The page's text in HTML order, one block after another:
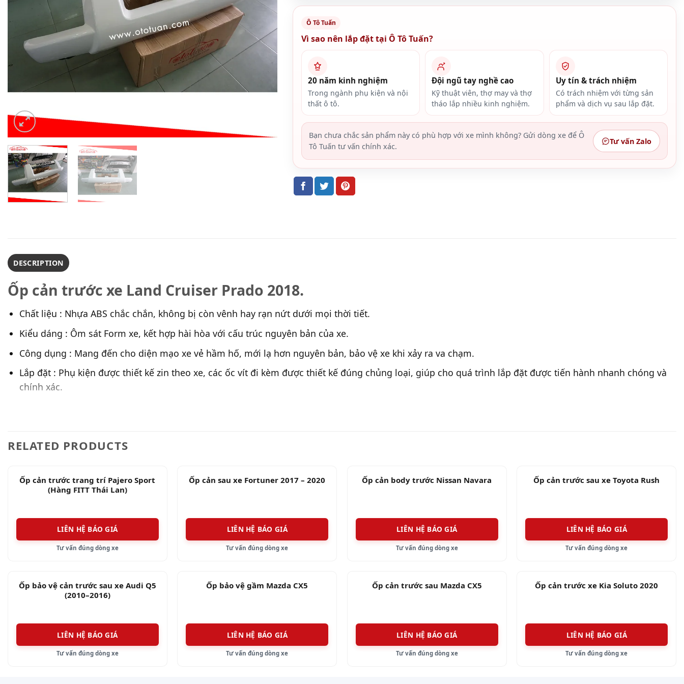
Ô Tô Tuấn
Vì sao nên lắp đặt tại Ô Tô Tuấn?
20 năm kinh nghiệm
Trong ngành phụ kiện và nội
thất ô tô.
Đội ngũ tay nghề cao
Kỹ thuật viên, thợ may và thợ
tháo lắp nhiều kinh nghiệm.
Uy tín & trách nhiệm
Có trách nhiệm với từng sản
phẩm và dịch vụ sau lắp đặt.
Bạn chưa chắc sản phẩm này có phù hợp với xe mình không? Gửi dòng xe để Ô
Tô Tuấn tư vấn chính xác.
Tư vấn Zalo
DESCRIPTION
Ốp cản trước xe Land Cruiser Prado 2018.
Chất liệu : Nhựa ABS chắc chắn, không bị còn vênh hay rạn nứt dưới mọi thời tiết.
Kiểu dáng : Ôm sát Form xe, kết hợp hài hòa với cấu trúc nguyên bản của xe.
Công dụng : Mang đến cho diện mạo xe vẻ hầm hố, mới lạ hơn nguyên bản, bảo vệ xe khi xảy ra va chạm.
Lắp đặt : Phụ kiện được thiết kế zin theo xe, các ốc vít đi kèm được thiết kế đúng chủng loại, giúp cho quá trình lắp đặt được tiến hành nhanh chóng và
chính xác.
RELATED PRODUCTS
Ốp cản trước trang trí Pajero Sport
(Hàng FITT Thái Lan)
LIÊN HỆ BÁO GIÁ
Tư vấn đúng dòng xe
Ốp cản sau xe Fortuner 2017 – 2020
LIÊN HỆ BÁO GIÁ
Tư vấn đúng dòng xe
Ốp cản body trước Nissan Navara
LIÊN HỆ BÁO GIÁ
Tư vấn đúng dòng xe
Ốp cản trước sau xe Toyota Rush
LIÊN HỆ BÁO GIÁ
Tư vấn đúng dòng xe
Ốp bảo vệ cản trước sau xe Audi Q5
(2010–2016)
LIÊN HỆ BÁO GIÁ
Tư vấn đúng dòng xe
Ốp bảo vệ gầm Mazda CX5
LIÊN HỆ BÁO GIÁ
Tư vấn đúng dòng xe
Ốp cản trước sau Mazda CX5
LIÊN HỆ BÁO GIÁ
Tư vấn đúng dòng xe
Ốp cản trước xe Kia Soluto 2020
LIÊN HỆ BÁO GIÁ
Tư vấn đúng dòng xe